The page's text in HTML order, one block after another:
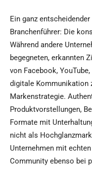
Ein ganz
Branchenführer: Die
Während andere
begegneten, erkannten
von Facebook,
digitale Kommunikation
Markenstrategie.
Produktvorstellungen,
Formate mit
nicht als
Unternehmen mit
Community ebenso bei